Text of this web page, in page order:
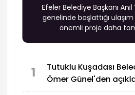
Efeler Belediye Başkanı
genelinde başlattığı
önemli proje daha
1
Tutuklu Kuşadası
Ömer Günel'den